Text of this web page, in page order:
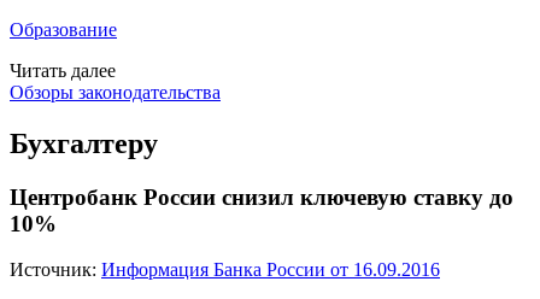
Образование
Читать далее
Обзоры законодательства
Бухгалтеру
Центробанк России снизил ключевую ставку до
10%
Источник: Информация Банка России от 16.09.2016